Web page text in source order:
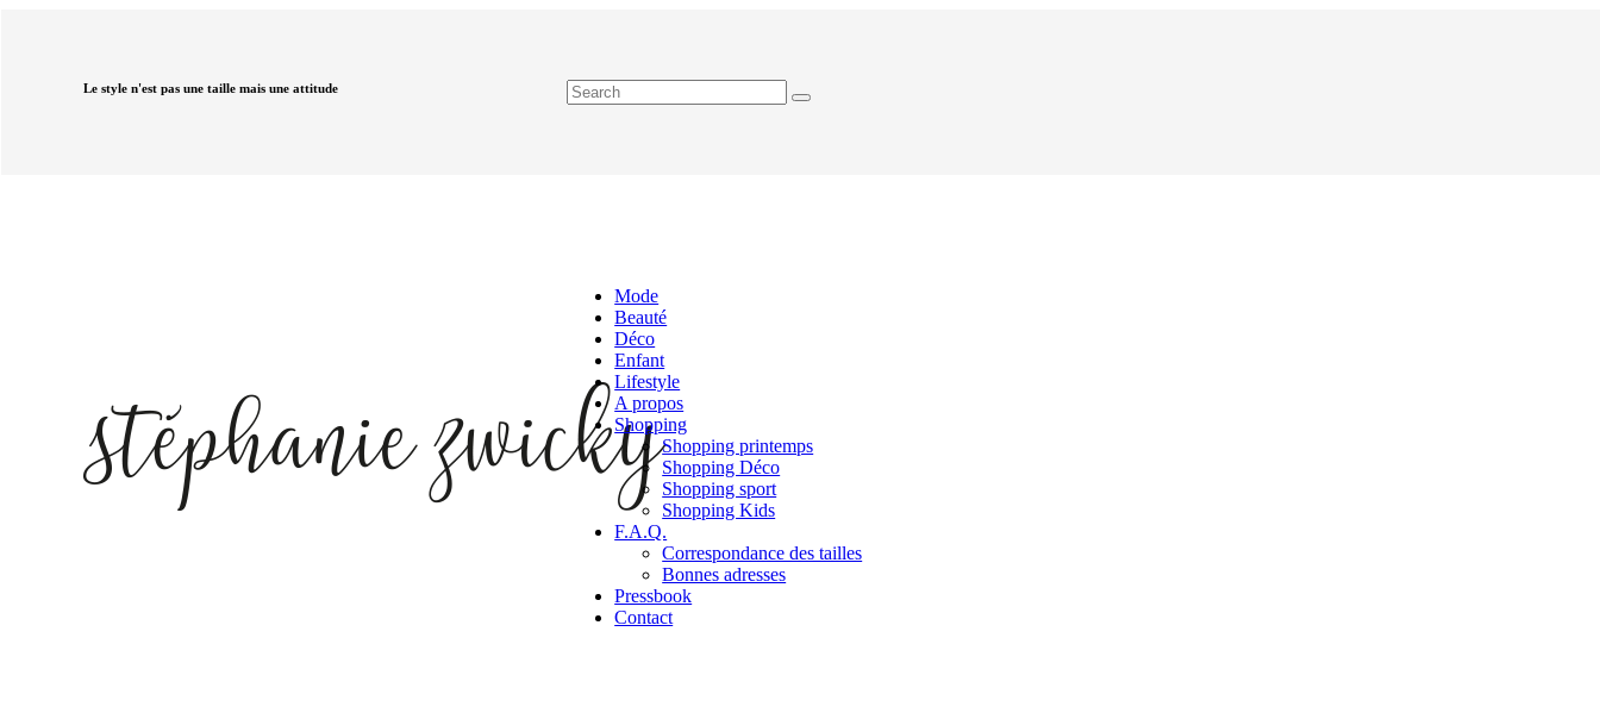
Le style n'est pas une taille mais une attitude
Mode
Beauté
Déco
Enfant
Lifestyle
A propos
Shopping
Shopping printemps
Shopping Déco
Shopping sport
Shopping Kids
F.A.Q.
Correspondance des tailles
Bonnes adresses
Pressbook
Contact